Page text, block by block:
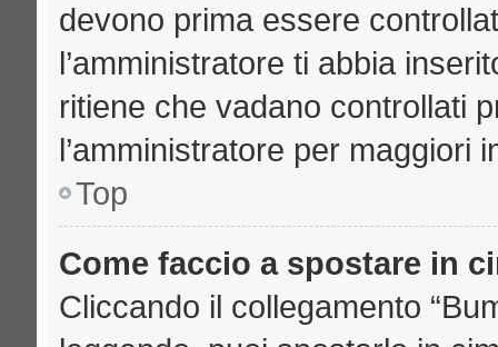
devono prima essere
l’amministratore ti abbia
ritiene che vadano controllati
l’amministratore per maggiori
Top
Come faccio a spostare in
Cliccando il collegamento